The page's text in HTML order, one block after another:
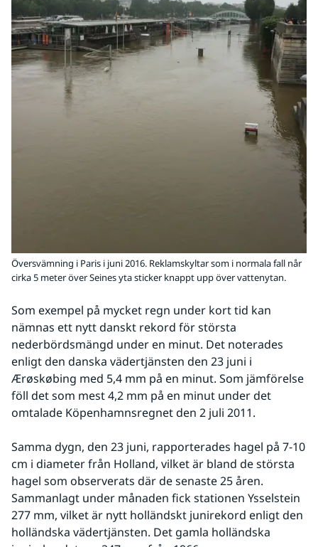
Översvämning i Paris i juni 2016. Reklamskyltar som i normala fall når
cirka 5 meter över Seines yta sticker knappt upp över vattenytan.
Som exempel på mycket regn under kort tid kan
nämnas ett nytt danskt rekord för största
nederbördsmängd under en minut. Det noterades
enligt den danska vädertjänsten den 23 juni i
Ærøskøbing med 5,4 mm på en minut. Som jämförelse
föll det som mest 4,2 mm på en minut under det
omtalade Köpenhamnsregnet den 2 juli 2011.
Samma dygn, den 23 juni, rapporterades hagel på 7-10
cm i diameter från Holland, vilket är bland de största
hagel som observerats där de senaste 25 åren.
Sammanlagt under månaden fick stationen Ysselstein
277 mm, vilket är nytt holländskt junirekord enligt den
holländska vädertjänsten. Det gamla holländska